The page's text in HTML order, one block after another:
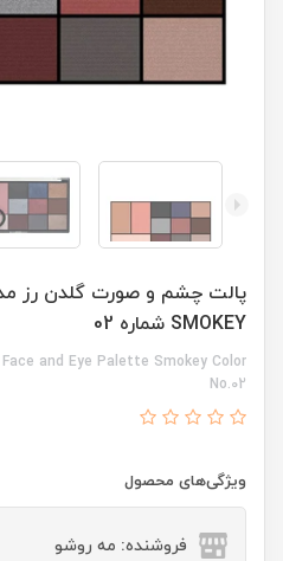
SMOKEY شماره 02
and Eye Palette Smokey Color
No.02
ویژگی‌های محصول
فروشنده: مه رو‌شو